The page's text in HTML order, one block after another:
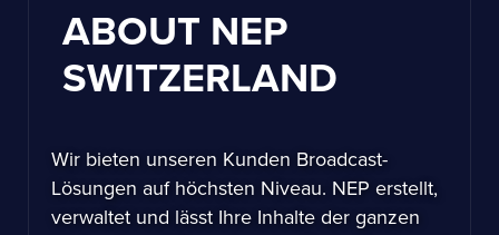
ABOUT NEP
SWITZERLAND
Wir bieten unseren Kunden Broadcast-
Lösungen auf höchsten Niveau. NEP erstellt,
verwaltet und lässt Ihre Inhalte der ganzen